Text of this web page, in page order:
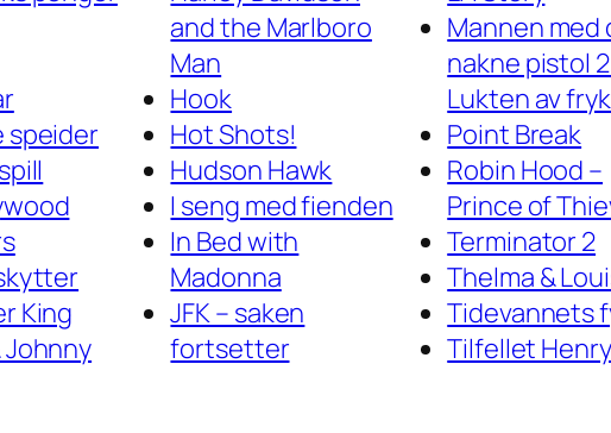
speider
King
Johnny
and the Marlboro
Man
Hook
Hot Shots!
Hudson Hawk
I seng med fienden
In Bed with
Madonna
JFK – saken
fortsetter
Mannen med
nakne pistol 2
Lukten av
Point Break
Robin Hood –
Prince of
Terminator 2
Thelma &
Tidevannets
Tilfellet Henry